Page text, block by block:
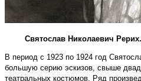
Святослав Николаевич
В период с 1923 по 1924 год
большую серию эскизов, свыше
театральных костюмов. Ряд